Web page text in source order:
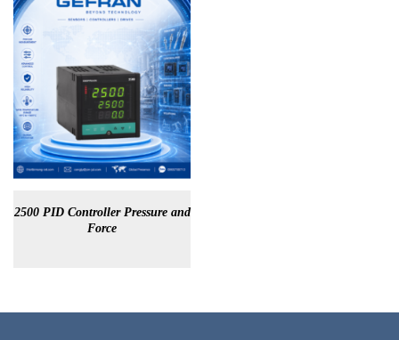
2500 PID Controller Pressure and
Force